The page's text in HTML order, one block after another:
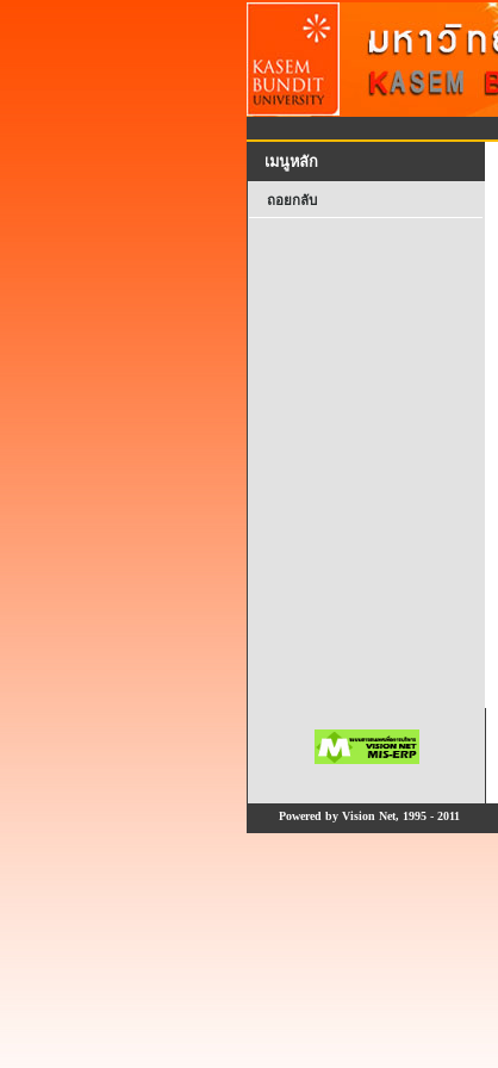
เมนูหลัก
ถอยกลับ
Powered by Vision Net, 1995 - 2011